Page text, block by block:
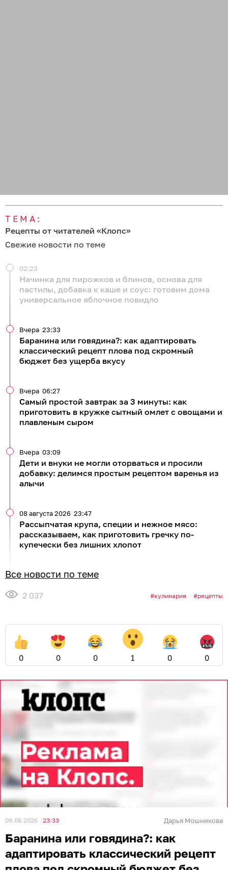
ТЕМА:
Рецепты от читателей «Клопс»
Свежие новости по теме
Начинка для пирожков и блинов, основа для
пастилы, добавка к каше и соус: готовим дома
универсальное яблочное повидло
02:23
Баранина или говядина?: как адаптировать
классический рецепт плова под скромный
бюджет без ущерба вкусу
Вчера 23:33
Самый простой завтрак за 3 минуты: как
приготовить в кружке сытный омлет с овощами и
плавленым сыром
Вчера 06:27
Дети и внуки не могли оторваться и просили
добавку: делимся простым рецептом варенья из
алычи
Вчера 03:09
Рассыпчатая крупа, специи и нежное мясо:
рассказываем, как приготовить гречку по-
купечески без лишних хлопот
08 августа 2026 23:47
Все новости по теме
2 037 кулинария рецепты
0 0 0 1 0 0
09.08.2026 23:33 Дарья Мошникова
Баранина или говядина?: как
адаптировать классический рецепт